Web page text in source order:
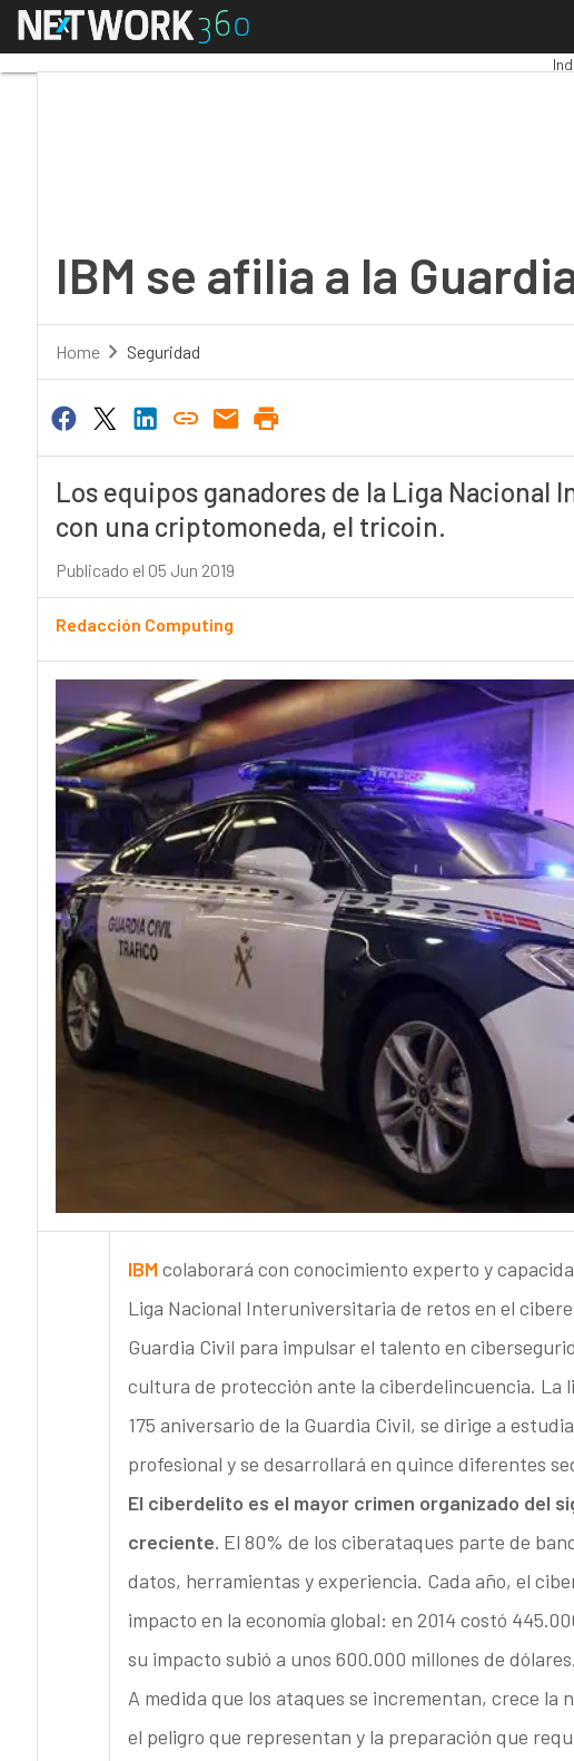
Menú
IBM se afilia a la
Home Seguridad
Los equipos ganadores de la Liga
con una criptomoneda, el tricoin.
Publicado el 05 Jun 2019
Redacción Computing
IBMcolaborará con conocimiento experto y
Liga Nacional Interuniversitaria de retos en el
Guardia Civil para impulsar el talento en
cultura de protección ante la ciberdelincuencia. La
175 aniversario de la Guardia Civil, se dirige a
profesional y se desarrollará en quince diferentes
El ciberdelito es el mayor crimen organizado del
creciente. El 80% de los ciberataques parte de
datos, herramientas y experiencia. Cada año, el
impacto en la economía global: en 2014 costó
su impacto subió a unos 600.000 millones de dólares.
A medida que los ataques se incrementan, crece la
el peligro que representan y la preparación que